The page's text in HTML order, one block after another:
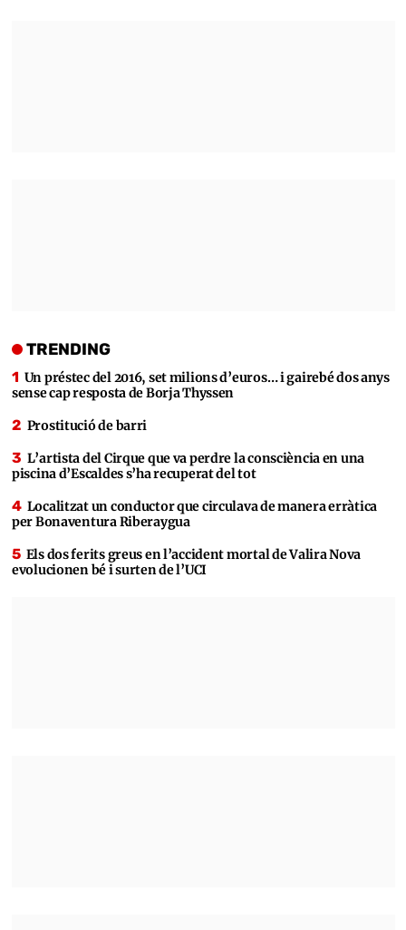
TRENDING
Un préstec del 2016, set milions d’euros… i gairebé dos anys
sense cap resposta de Borja Thyssen
Prostitució de barri
L’artista del Cirque que va perdre la consciència en una
piscina d’Escaldes s’ha recuperat del tot
Localitzat un conductor que circulava de manera erràtica
per Bonaventura Riberaygua
Els dos ferits greus en l’accident mortal de Valira Nova
evolucionen bé i surten de l’UCI